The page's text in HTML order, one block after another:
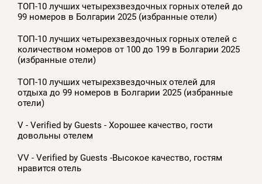
ТОП-10 лучших четырехзвездочных горных отелей до
99 номеров в Болгарии 2025 (избранные отели)
ТОП-10 лучших четырехзвездочных горных отелей с
количеством номеров от 100 до 199 в Болгарии 2025
(избранные отели)
ТОП-10 лучших четырехзвездочных отелей для
отдыха до 99 номеров в Болгарии 2025 (избранные
отели)
V - Verified by Guests - Хорошее качество, гости
довольны отелем
VV - Verified by Guests -Высокое качество, гостям
нравится отель